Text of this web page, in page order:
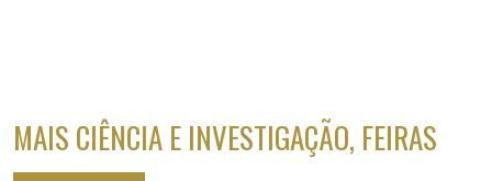
MAIS CIÊNCIA E INVESTIGAÇÃO, FEIRAS